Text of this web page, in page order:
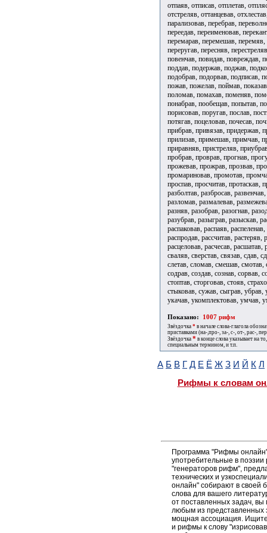
отпаяв, отписав, отплетав,
отстреляв, оттанцевав,
парализовав, перебрав,
переедав, переименовав,
перемарав, перемешав, перемяв,
переругав, пересняв,
повенчав, повидав, повреждав,
поддав, подержав, поджав,
подобрав, подорвав, подписав,
пожав, пожелав, поймав,
поломав, помахав, поменяв,
понабрав, пообещав, попытав,
порисовав, поругав, послав,
потягав, поцеловав, почесав,
прибрав, привязав, придержав,
прилизав, примешав, примчав,
приравняв, пристреляв,
пробрав, проврав, прогнав,
прожевав, прожрав, прозвав,
промариновав, промотав,
проспав, просчитав, протаскав,
разболтав, разбросав,
разломав, размалевав,
разняв, разобрав, разогнав,
разубрав, разыграв, разыскав,
распаковав, распаяв,
распродав, рассчитав, растеряв,
расцеловав, расчесав,
сваляв, сверстав, связав, сдав,
слетав, сломав, смешав, смотав,
содрав, создав, сознав, сорвав,
стоптав, сторговав, стояв,
стыковав, сужав, сыграв, убрав,
укачав, укомплектовав, умчав,
Показано: 1007 рифм
Звёздочка * в начале слова-глагола
приставками (на-,про-, за-, с-, от-, рас-,
Звёздочка * в конце слова указывает на
специальным термином, и т.п.
А Б В Г Д Е Ё Ж З И Й К Л
Рифмы к словам
Программа "Рифмы
употребительные в
"генераторов рифм",
технических и
онлайн" собирают в своей
слова для вашего
от поставленных задач,
любым из
мощная ассоциация. Ищите
и рифмы к слову